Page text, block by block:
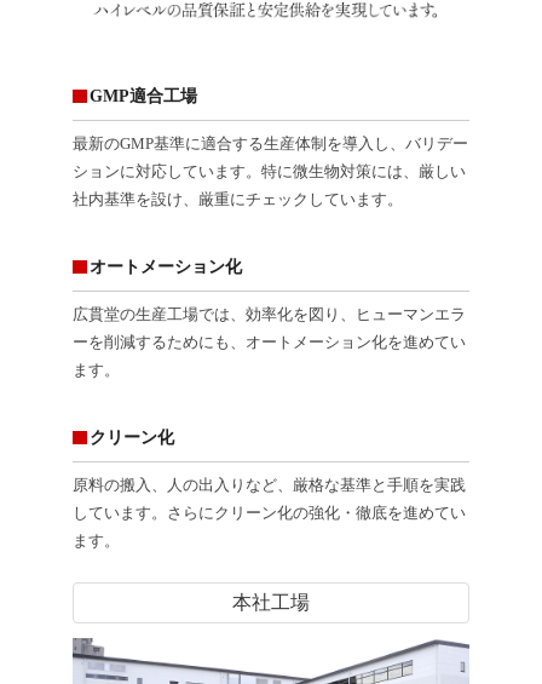
GMP適合工場
最新のGMP基準に適合する生産体制を導入し、バリデー
ションに対応しています。特に微生物対策には、厳しい
社内基準を設け、厳重にチェックしています。
オートメーション化
広貫堂の生産工場では、効率化を図り、ヒューマンエラ
ーを削減するためにも、オートメーション化を進めてい
ます。
クリーン化
原料の搬入、人の出入りなど、厳格な基準と手順を実践
しています。さらにクリーン化の強化・徹底を進めてい
ます。
本社工場